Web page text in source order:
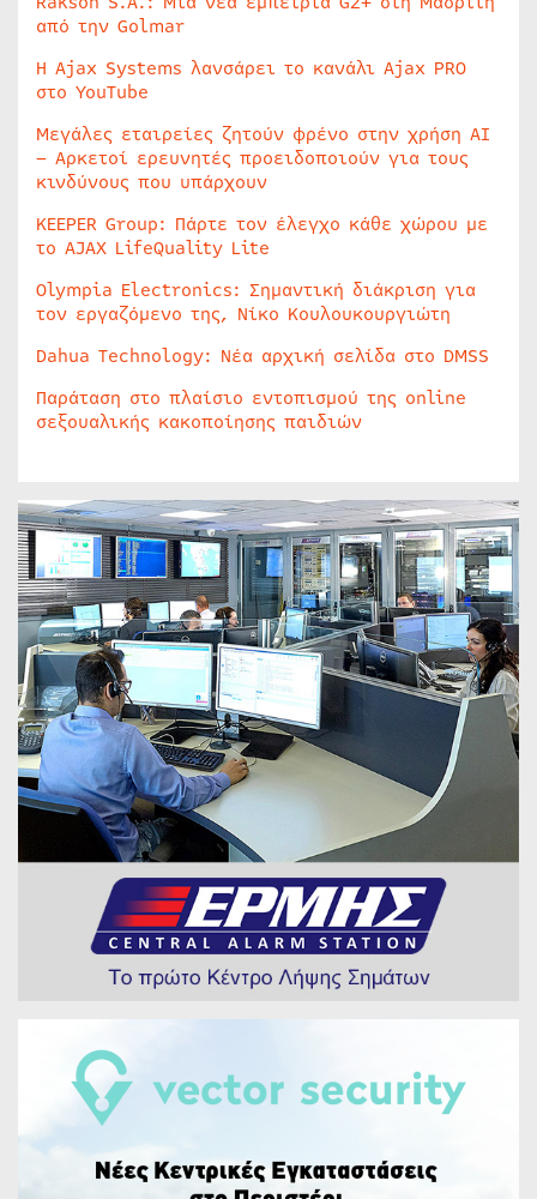
από την Golmar
Η Ajax Systems λανσάρει το κανάλι Ajax PRO
στο YouTube
Μεγάλες εταιρείες ζητούν φρένο στην χρήση AI
– Αρκετοί ερευνητές προειδοποιούν για τους
κινδύνους που υπάρχουν
KEEPER Group: Πάρτε τον έλεγχο κάθε χώρου με
το AJAX LifeQuality Lite
Olympia Electronics: Σημαντική διάκριση για
τον εργαζόμενο της, Νίκο Κουλουκουργιώτη
Dahua Technology: Νέα αρχική σελίδα στο DMSS
Παράταση στο πλαίσιο εντοπισμού της online
σεξουαλικής κακοποίησης παιδιών